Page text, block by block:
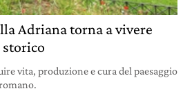
Adriana torna a vivere
storico
vita, produzione e cura del paesaggio